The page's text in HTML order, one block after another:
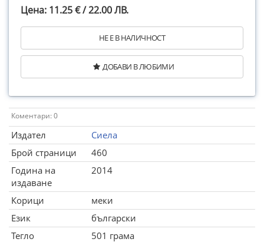
Цена: 11.25 € / 22.00 ЛВ.
НЕ Е В НАЛИЧНОСТ
ДОБАВИ В ЛЮБИМИ
Коментари: 0
Издател
Сиела
Брой страници
460
Година на
издаване
2014
Корици
меки
Език
български
Тегло
501 грама